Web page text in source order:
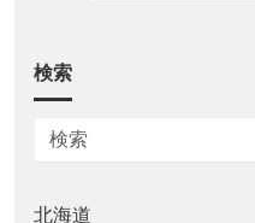
検索
北海道